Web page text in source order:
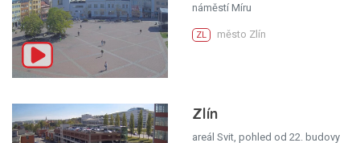
náměstí Míru
ZL město Zlín
Zlín
areál Svit, pohled od 22. budovy